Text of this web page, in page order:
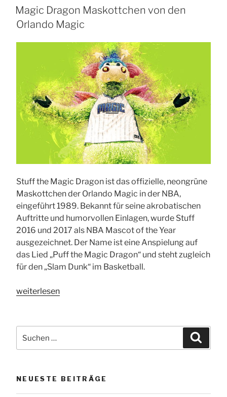
da!“
AM
Magic Dragon Maskottchen von den
Orlando Magic
Stuff the Magic Dragon ist das offizielle, neongrüne
Maskottchen der Orlando Magic in der NBA,
eingeführt 1989. Bekannt für seine akrobatischen
Auftritte und humorvollen Einlagen, wurde Stuff
2016 und 2017 als NBA Mascot of the Year
ausgezeichnet. Der Name ist eine Anspielung auf
das Lied „Puff the Magic Dragon“ und steht zugleich
für den „Slam Dunk“ im Basketball.
„Magic
von
den
Orlando
weiterlesen
nach:
NEUESTE BEITRÄGE